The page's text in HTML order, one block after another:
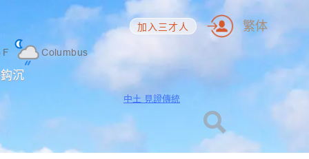
F Columbus
沉
加入三才人 繁体
中土 見證傳統